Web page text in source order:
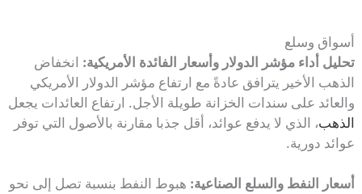
أسواق وسلع
تحليل أداء مؤشر الدولار وأسعار الفائدة الأمريكية: انخفاض
الذهب الأخير يترافق عادةً مع ارتفاع مؤشر الدولار الأمريكي
والعائد على سندات الخزانة طويلة الأجل. ارتفاع العائدات يجعل
الذهب، الذي لا يدفع عوائد، أقل جذبا مقارنة بالأصول التي توفر
عوائد دورية.
أسعار النفط والسلع الصناعية: هبوط النفط بنسبة تصل إلى نحو